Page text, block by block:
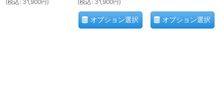
(税込 : 31,900円)
(税込 : 31,900円)
オプション選択 オプション選択